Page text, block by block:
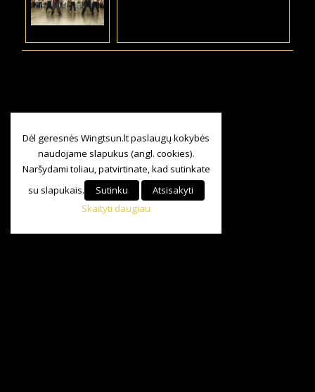
Dėl geresnės Wingtsun.lt paslaugų kokybės
naudojame slapukus (angl. cookies).
Naršydami toliau, patvirtinate, kad sutinkate
su slapukais.
Sutinku
Atsisakyti
Skaityti daugiau